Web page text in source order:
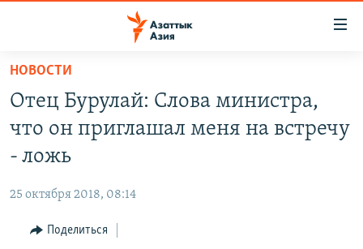
Вернуться
основному
содержанию
главной
навигации
Вернутся
КАЗАХСТАН
ТАДЖИКИСТАН
НОВОСТИ
ВОЙНА В УКРАИНЕ
ҚАЗАҚША
КЫРГЫЗЧА
НОВОСТИ
Отец Бурулай: Слова министра,
что он приглашал меня на встречу
- ложь
25 октября 2018, 08:14
Поделиться